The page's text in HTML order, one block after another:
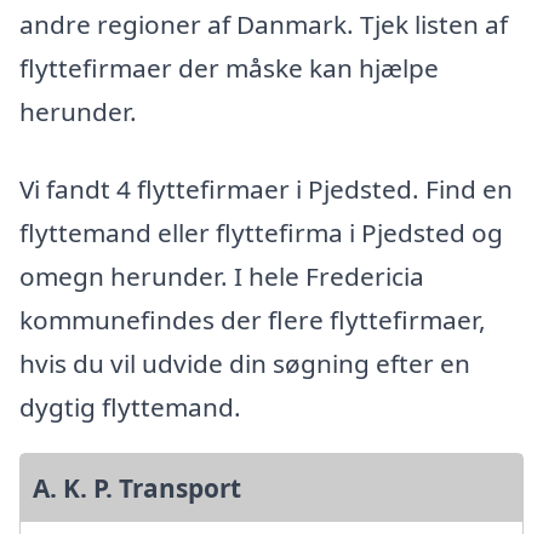
andre regioner af Danmark. Tjek listen af
flyttefirmaer der måske kan hjælpe
herunder.
Vi fandt 4 flyttefirmaer i Pjedsted. Find en
flyttemand eller flyttefirma i Pjedsted og
omegn herunder. I hele Fredericia
kommunefindes der flere flyttefirmaer,
hvis du vil udvide din søgning efter en
dygtig flyttemand.
A. K. P. Transport